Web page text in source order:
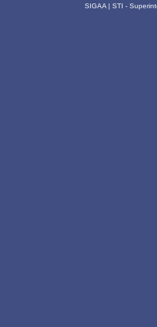
SIGAA | STI -